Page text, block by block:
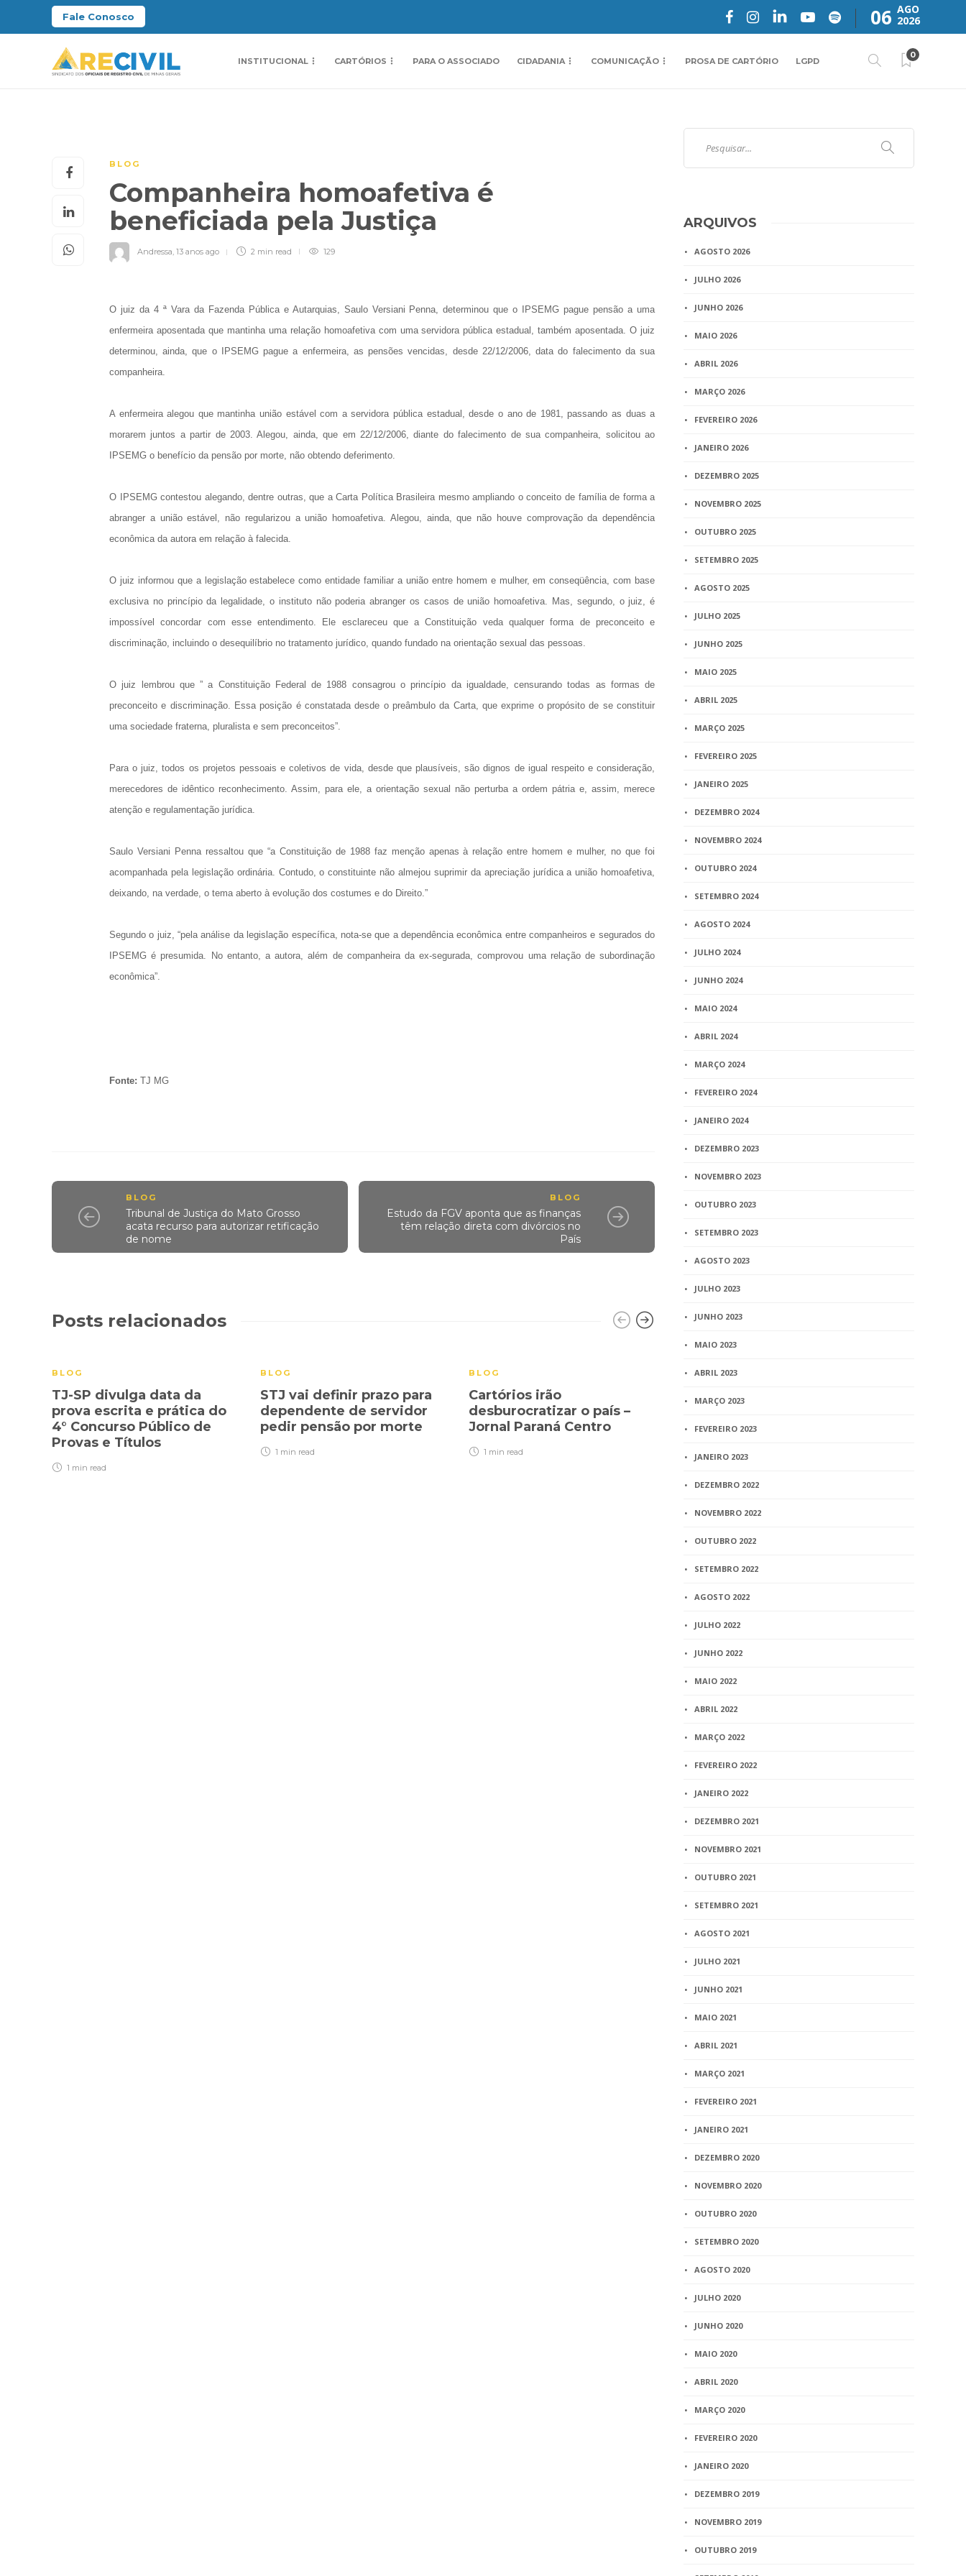
Fale Conosco 06 AGO
2026
INSTITUCIONAL CARTÓRIOS PARA O ASSOCIADO CIDADANIA COMUNICAÇÃO PROSA DE CARTÓRIO LGPD
0
BLOG
Companheira homoafetiva é
beneficiada pela Justiça
Andressa, 13 anos ago 2 min read 129
O juiz da 4 ª Vara da Fazenda Pública e Autarquias, Saulo Versiani Penna, determinou que o IPSEMG pague pensão a uma
enfermeira aposentada que mantinha uma relação homoafetiva com uma servidora pública estadual, também aposentada. O juiz
determinou, ainda, que o IPSEMG pague a enfermeira, as pensões vencidas, desde 22/12/2006, data do falecimento da sua
companheira.
A enfermeira alegou que mantinha união estável com a servidora pública estadual, desde o ano de 1981, passando as duas a
morarem juntos a partir de 2003. Alegou, ainda, que em 22/12/2006, diante do falecimento de sua companheira, solicitou ao
IPSEMG o benefício da pensão por morte, não obtendo deferimento.
O IPSEMG contestou alegando, dentre outras, que a Carta Política Brasileira mesmo ampliando o conceito de família de forma a
abranger a união estável, não regularizou a união homoafetiva. Alegou, ainda, que não houve comprovação da dependência
econômica da autora em relação à falecida.
O juiz informou que a legislação estabelece como entidade familiar a união entre homem e mulher, em conseqüência, com base
exclusiva no princípio da legalidade, o instituto não poderia abranger os casos de união homoafetiva. Mas, segundo, o juiz, é
impossível concordar com esse entendimento. Ele esclareceu que a Constituição veda qualquer forma de preconceito e
discriminação, incluindo o desequilíbrio no tratamento jurídico, quando fundado na orientação sexual das pessoas.
O juiz lembrou que ” a Constituição Federal de 1988 consagrou o princípio da igualdade, censurando todas as formas de
preconceito e discriminação. Essa posição é constatada desde o preâmbulo da Carta, que exprime o propósito de se constituir
uma sociedade fraterna, pluralista e sem preconceitos”.
Para o juiz, todos os projetos pessoais e coletivos de vida, desde que plausíveis, são dignos de igual respeito e consideração,
merecedores de idêntico reconhecimento. Assim, para ele, a orientação sexual não perturba a ordem pátria e, assim, merece
atenção e regulamentação jurídica.
Saulo Versiani Penna ressaltou que “a Constituição de 1988 faz menção apenas à relação entre homem e mulher, no que foi
acompanhada pela legislação ordinária. Contudo, o constituinte não almejou suprimir da apreciação jurídica a união homoafetiva,
deixando, na verdade, o tema aberto à evolução dos costumes e do Direito.”
Segundo o juiz, “pela análise da legislação específica, nota-se que a dependência econômica entre companheiros e segurados do
IPSEMG é presumida. No entanto, a autora, além de companheira da ex-segurada, comprovou uma relação de subordinação
econômica”.
Fonte: TJ MG
BLOG
Tribunal de Justiça do Mato Grosso
acata recurso para autorizar retificação
de nome
BLOG
Estudo da FGV aponta que as finanças
têm relação direta com divórcios no
País
Posts relacionados
BLOG
TJ-SP divulga data da
prova escrita e prática do
4° Concurso Público de
Provas e Títulos
1 min read
BLOG
STJ vai definir prazo para
dependente de servidor
pedir pensão por morte
1 min read
BLOG
Cartórios irão
desburocratizar o país –
Jornal Paraná Centro
1 min read
BLOG
Doação sem escritura
pública não possui eficácia
jurídica
3 minread
ARQUIVOS
AGOSTO 2026
JULHO 2026
JUNHO 2026
MAIO 2026
ABRIL 2026
MARÇO 2026
FEVEREIRO 2026
JANEIRO 2026
DEZEMBRO 2025
NOVEMBRO 2025
OUTUBRO 2025
SETEMBRO 2025
AGOSTO 2025
JULHO 2025
JUNHO 2025
MAIO 2025
ABRIL 2025
MARÇO 2025
FEVEREIRO 2025
JANEIRO 2025
DEZEMBRO 2024
NOVEMBRO 2024
OUTUBRO 2024
SETEMBRO 2024
AGOSTO 2024
JULHO 2024
JUNHO 2024
MAIO 2024
ABRIL 2024
MARÇO 2024
FEVEREIRO 2024
JANEIRO 2024
DEZEMBRO 2023
NOVEMBRO 2023
OUTUBRO 2023
SETEMBRO 2023
AGOSTO 2023
JULHO 2023
JUNHO 2023
MAIO 2023
ABRIL 2023
MARÇO 2023
FEVEREIRO 2023
JANEIRO 2023
DEZEMBRO 2022
NOVEMBRO 2022
OUTUBRO 2022
SETEMBRO 2022
AGOSTO 2022
JULHO 2022
JUNHO 2022
MAIO 2022
ABRIL 2022
MARÇO 2022
FEVEREIRO 2022
JANEIRO 2022
DEZEMBRO 2021
NOVEMBRO 2021
OUTUBRO 2021
SETEMBRO 2021
AGOSTO 2021
JULHO 2021
JUNHO 2021
MAIO 2021
ABRIL 2021
MARÇO 2021
FEVEREIRO 2021
JANEIRO 2021
DEZEMBRO 2020
NOVEMBRO 2020
OUTUBRO 2020
SETEMBRO 2020
AGOSTO 2020
JULHO 2020
JUNHO 2020
MAIO 2020
ABRIL 2020
MARÇO 2020
FEVEREIRO 2020
JANEIRO 2020
DEZEMBRO 2019
NOVEMBRO 2019
OUTUBRO 2019